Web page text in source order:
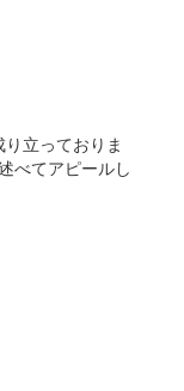
立っておりま
べてアピールし